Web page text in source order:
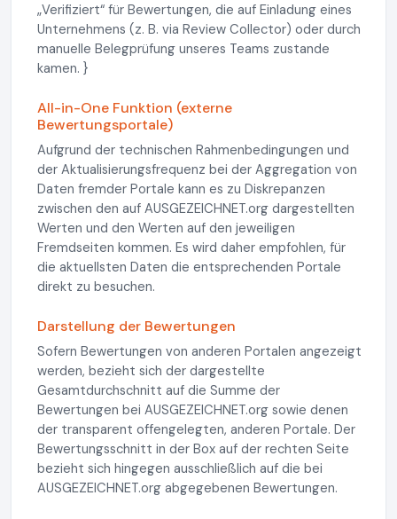
„Verifiziert“ für Bewertungen, die auf Einladung eines
Unternehmens (z. B. via Review Collector) oder durch
manuelle Belegprüfung unseres Teams zustande
kamen. }
All-in-One Funktion (externe
Bewertungsportale)
Aufgrund der technischen Rahmenbedingungen und
der Aktualisierungsfrequenz bei der Aggregation von
Daten fremder Portale kann es zu Diskrepanzen
zwischen den auf AUSGEZEICHNET.org dargestellten
Werten und den Werten auf den jeweiligen
Fremdseiten kommen. Es wird daher empfohlen, für
die aktuellsten Daten die entsprechenden Portale
direkt zu besuchen.
Darstellung der Bewertungen
Sofern Bewertungen von anderen Portalen angezeigt
werden, bezieht sich der dargestellte
Gesamtdurchschnitt auf die Summe der
Bewertungen bei AUSGEZEICHNET.org sowie denen
der transparent offengelegten, anderen Portale. Der
Bewertungsschnitt in der Box auf der rechten Seite
bezieht sich hingegen ausschließlich auf die bei
AUSGEZEICHNET.org abgegebenen Bewertungen.